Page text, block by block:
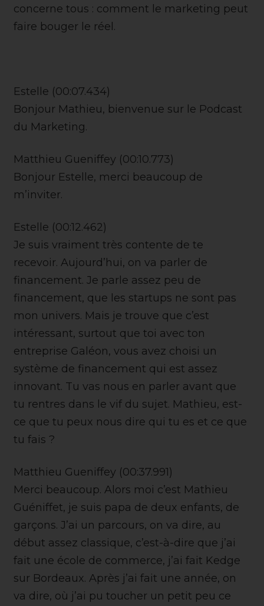
concerne tous : comment le marketing peut
faire bouger le réel.
Estelle (00:07.434)
Bonjour Mathieu, bienvenue sur le Podcast
du Marketing.
Matthieu Gueniffey (00:10.773)
Bonjour Estelle, merci beaucoup de
m’inviter.
Estelle (00:12.462)
Je suis vraiment très contente de te
recevoir. Aujourd’hui, on va parler de
financement. Je parle assez peu de
financement, que les startups ne sont pas
mon univers. Mais je trouve que c’est
intéressant, surtout que toi avec ton
entreprise Galéon, vous avez choisi un
système de financement qui est assez
innovant. Tu vas nous en parler avant que
tu rentres dans le vif du sujet. Mathieu, est-
ce que tu peux nous dire qui tu es et ce que
tu fais ?
Matthieu Gueniffey (00:37.991)
Merci beaucoup. Alors moi c’est Mathieu
Guéniffet, je suis papa de deux enfants, de
garçons. J’ai un parcours, on va dire, au
début assez classique, c’est-à-dire que j’ai
fait une école de commerce, j’ai fait Kedge
sur Bordeaux. Après j’ai fait une année, on
va dire, où j’ai pu toucher un petit peu ce